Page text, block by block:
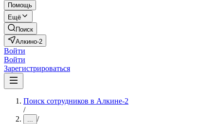
Помощь
Ещё
Поиск
Алкино-2
Войти
Войти
Зарегистрироваться
Поиск сотрудников в Алкине-2
/
... /